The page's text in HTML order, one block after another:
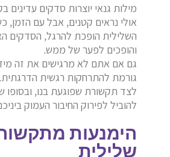
מילות גנאי יוצרות סדקים
אולי נראים קטנים, אבל עם הזמן,
השלילית הופכת להרגל, הסדקים
והופכים לפער של ממש.
גם אם אתם לא מרגישים את זה
גורמת להתרחקות רגשית
לצד תקשורת שפוגעת בנו, ובסופו
להוביל לפירוק החיבור העמוק
הימנעות
שלילית